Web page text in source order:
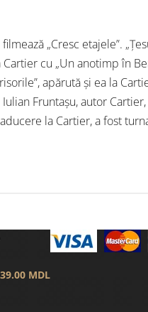
„Cresc etajele”.
cu „Un anotimp în
apărută și ea la
Fruntașu, autor
la Cartier, a fost
MDL